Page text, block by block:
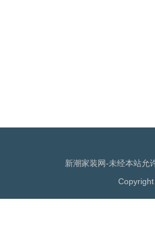
新潮家装网-未经本站允